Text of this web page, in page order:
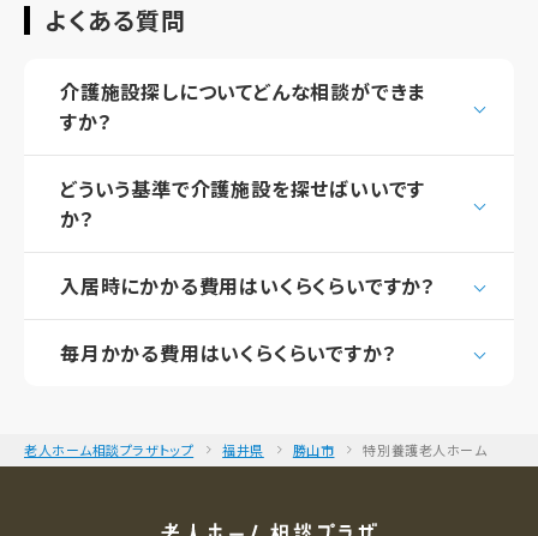
よくある質問
介護施設探しについてどんな相談ができま
すか？
どういう基準で介護施設を探せばいいです
か？
入居時にかかる費用はいくらくらいですか？
毎月かかる費用はいくらくらいですか？
老人ホーム相談プラザトップ 福井県 勝山市 特別養護老人ホーム